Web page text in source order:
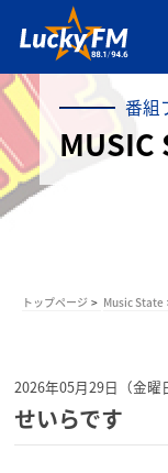
番組
MUSIC
トップページ Music State
2026年05月29日（金曜
せいらです